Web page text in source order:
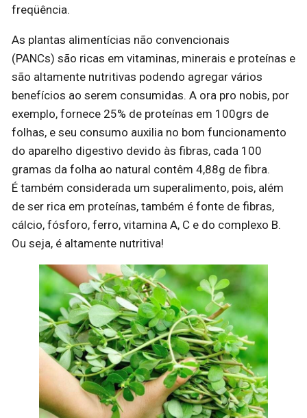
freqüência.
As plantas alimentícias não convencionais
(PANCs) são ricas em vitaminas, minerais e proteínas e
são altamente nutritivas podendo agregar vários
benefícios ao serem consumidas. A ora pro nobis, por
exemplo, fornece 25% de proteínas em 100grs de
folhas, e seu consumo auxilia no bom funcionamento
do aparelho digestivo devido às fibras, cada 100
gramas da folha ao natural contêm 4,88g de fibra.
É também considerada um superalimento, pois, além
de ser rica em proteínas, também é fonte de fibras,
cálcio, fósforo, ferro, vitamina A, C e do complexo B.
Ou seja, é altamente nutritiva!